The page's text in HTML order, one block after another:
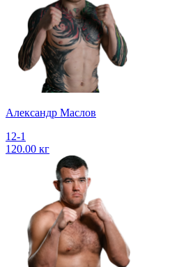
Александр Маслов
12-1
120.00 кг